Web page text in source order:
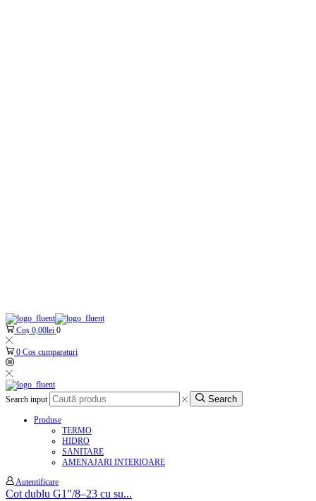
Coș 0,00lei 0
0 Cos cumparaturi
Search input Search
Produse
TERMO
HIDRO
SANITARE
AMENAJARI INTERIOARE
Autentificare
Cot dublu G1″/8–23 cu su...